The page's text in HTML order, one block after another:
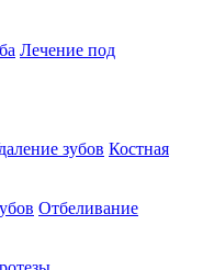
Лечение под
зубов Костная
Отбеливание